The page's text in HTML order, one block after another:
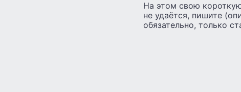
На этом свою
не удаётся, пишите
обязательно, только